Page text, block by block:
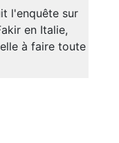
l'enquête sur
en Italie,
à faire toute